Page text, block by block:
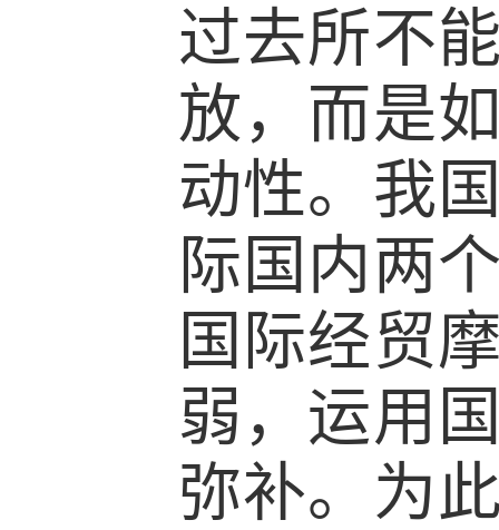
过去所不
放，而是
动性。我
际国内两
国际经贸
弱，运用
弥补。为